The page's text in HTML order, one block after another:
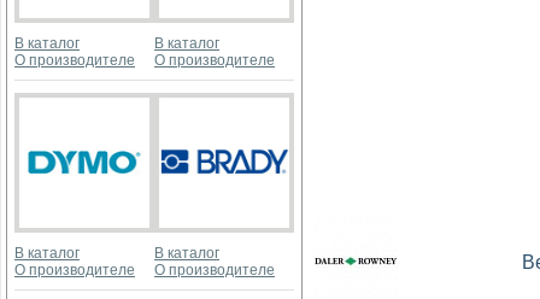
В каталог
О производителе
В каталог
О производителе
В каталог
О производителе
В каталог
О производителе